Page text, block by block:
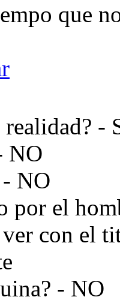
que
-
NO
NO
por el
con el
- NO